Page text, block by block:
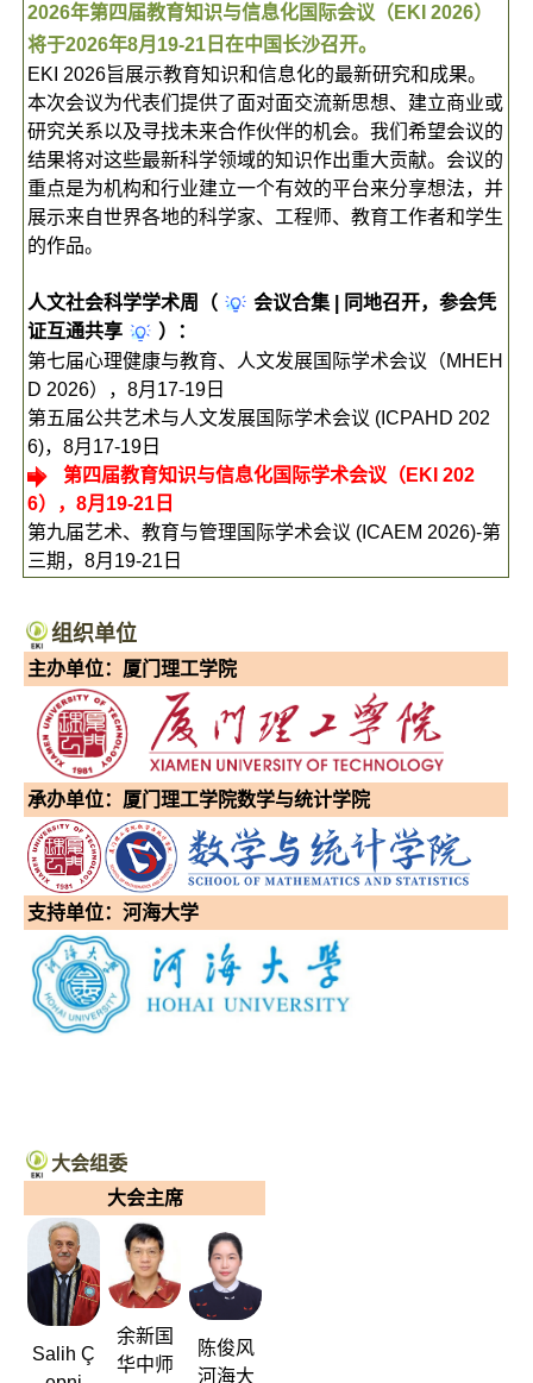
2026年第四届教育知识与信息化国际会议（EKI 2026）
将于2026年8月19-21日在中国长沙召开。
EKI 2026旨展示教育知识和信息化的最新研究和成果。
本次会议为代表们提供了面对面交流新思想、建立商业或
研究关系以及寻找未来合作伙伴的机会。我们希望会议的
结果将对这些最新科学领域的知识作出重大贡献。会议的
重点是为机构和行业建立一个有效的平台来分享想法，并
展示来自世界各地的科学家、工程师、教育工作者和学生
的作品。
人文社会科学学术周（
会议合集 | 同地召开，参会凭
证互通共享
）：
第七届心理健康与教育、人文发展国际学术会议（MHEH
D 2026），8月17-19日
第五届公共艺术与人文发展国际学术会议 (ICPAHD 202
6)，8月17-19日
第四届教育知识与信息化国际学术会议（EKI 202
6），8月19-21日
第九届艺术、教育与管理国际学术会议 (ICAEM 2026)-第
三期，8月19-21日
组织单位
主办单位：厦门理工学院
承办单位：厦门理工学院数学与统计学院
支持单位：河海大学
大会组委
大会主席
Salih Ç
余新国
华中师
陈俊风
河海大